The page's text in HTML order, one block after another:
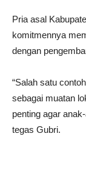
Pria asal
komitmennya
dengan
“Salah satu
sebagai muatan
penting agar
tegas Gubri.